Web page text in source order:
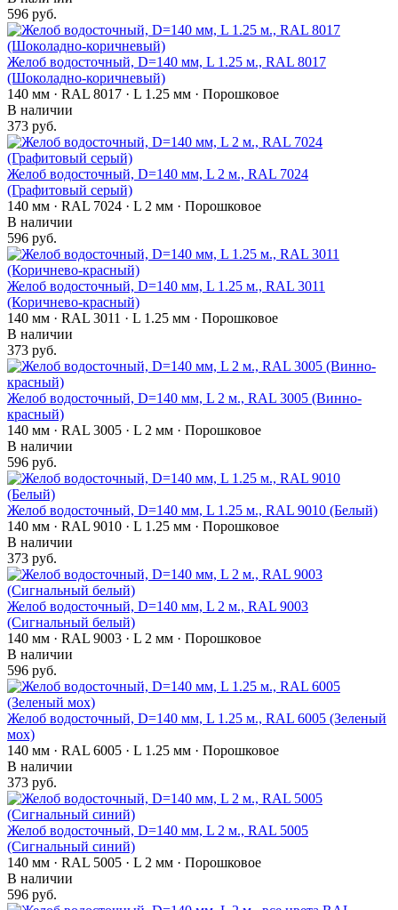
596 руб.
Желоб водосточный, D=140 мм, L 1.25 м., RAL 8017
(Шоколадно-коричневый)
140 мм · RAL 8017 · L 1.25 мм · Порошковое
В наличии
373 руб.
Желоб водосточный, D=140 мм, L 2 м., RAL 7024
(Графитовый серый)
140 мм · RAL 7024 · L 2 мм · Порошковое
В наличии
596 руб.
Желоб водосточный, D=140 мм, L 1.25 м., RAL 3011
(Коричнево-красный)
140 мм · RAL 3011 · L 1.25 мм · Порошковое
В наличии
373 руб.
Желоб водосточный, D=140 мм, L 2 м., RAL 3005 (Винно-
красный)
140 мм · RAL 3005 · L 2 мм · Порошковое
В наличии
596 руб.
Желоб водосточный, D=140 мм, L 1.25 м., RAL 9010 (Белый)
140 мм · RAL 9010 · L 1.25 мм · Порошковое
В наличии
373 руб.
Желоб водосточный, D=140 мм, L 2 м., RAL 9003
(Сигнальный белый)
140 мм · RAL 9003 · L 2 мм · Порошковое
В наличии
596 руб.
Желоб водосточный, D=140 мм, L 1.25 м., RAL 6005 (Зеленый
мох)
140 мм · RAL 6005 · L 1.25 мм · Порошковое
В наличии
373 руб.
Желоб водосточный, D=140 мм, L 2 м., RAL 5005
(Сигнальный синий)
140 мм · RAL 5005 · L 2 мм · Порошковое
В наличии
596 руб.